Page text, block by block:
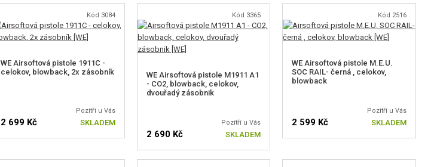
Kód 3084
WE Airsoftová pistole 1911C -
celokov, blowback, 2x zásobník
Pozítří u Vás
2 699 Kč SKLADEM
Kód 3365
WE Airsoftová pistole M1911 A1
- CO2, blowback, celokov,
dvouřadý zásobnik
Pozítří u Vás
2 690 Kč SKLADEM
Kód 2516
WE Airsoftová pistole M.E.U.
SOC RAIL- černá , celokov,
blowback
Pozítří u Vás
2 599 Kč SKLADEM